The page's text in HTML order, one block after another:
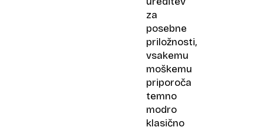
za
posebne
priložnosti,
vsakemu
moškemu
priporoča
temno
modro
klasično